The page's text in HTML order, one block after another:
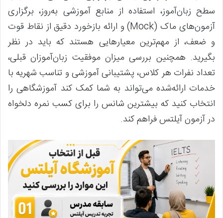
سطح زبان‌آموز، استفاده از منابع آموزشی به‌روز، برگزاری
آزمون‌های ماک (Mock) و ارائه بازخورد دقیق از نقاط قوت
و ضعف، از مهم‌ترین معیارهایی هستند که باید در نظر
بگیرید. همچنین بررسی میزان موفقیت زبان‌آموزان قبلی،
تعداد نفرات هر کلاس، پشتیبانی آموزشی و تناسب شهریه با
خدمات ارائه‌شده می‌تواند به شما کمک کند آموزشگاهی را
انتخاب کنید که بیشترین شانس را برای کسب نمره دلخواه
در آزمون آیلتس فراهم کند.